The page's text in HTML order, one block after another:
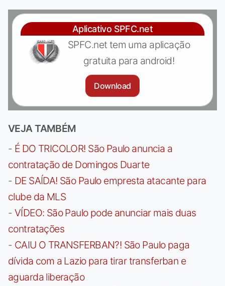
Aplicativo SPFC.net
SPFC.net tem uma aplicação
gratuita para android!
Download
VEJA TAMBÉM
- É DO TRICOLOR! São Paulo anuncia a
contratação de Domingos Duarte
- DE SAÍDA! São Paulo empresta atacante para
clube da MLS
- VÍDEO: São Paulo pode anunciar mais duas
contratações
- CAIU O TRANSFERBAN?! São Paulo paga
dívida com a Lazio para tirar transferban e
aguarda liberação